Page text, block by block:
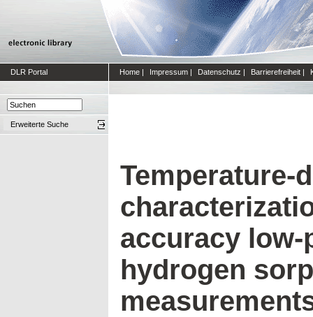
DLR Portal Home | Impressum | Datenschutz | Barrierefreiheit |
Erweiterte Suche
Temperature-
accuracy low-
hydrogen